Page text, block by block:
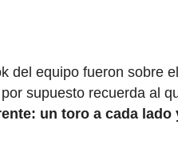
del equipo fueron sobre
supuesto recuerda al
un toro a cada